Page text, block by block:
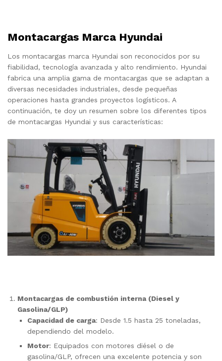
Montacargas Marca Hyundai
Los montacargas marca Hyundai son reconocidos por su
fiabilidad, tecnología avanzada y alto rendimiento. Hyundai
fabrica una amplia gama de montacargas que se adaptan a
diversas necesidades industriales, desde pequeñas
operaciones hasta grandes proyectos logísticos. A
continuación, te doy un resumen sobre los diferentes tipos
de montacargas Hyundai y sus características:
Montacargas de combustión interna (Diesel y
Gasolina/GLP)
Capacidad de carga: Desde 1.5 hasta 25 toneladas,
dependiendo del modelo.
Motor: Equipados con motores diésel o de
gasolina/GLP, ofrecen una excelente potencia y son